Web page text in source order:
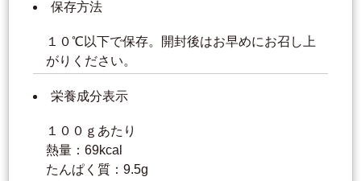
保存方法
１０℃以下で保存。開封後はお早めにお召し上
がりください。
栄養成分表示
１００ｇあたり
熱量：69kcal
たんぱく質：9.5g